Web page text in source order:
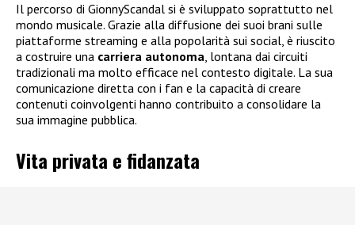
Il percorso di GionnyScandal si è sviluppato soprattutto nel
mondo musicale. Grazie alla diffusione dei suoi brani sulle
piattaforme streaming e alla popolarità sui social, è riuscito
a costruire una carriera autonoma, lontana dai circuiti
tradizionali ma molto efficace nel contesto digitale. La sua
comunicazione diretta con i fan e la capacità di creare
contenuti coinvolgenti hanno contribuito a consolidare la
sua immagine pubblica.
Vita privata e fidanzata